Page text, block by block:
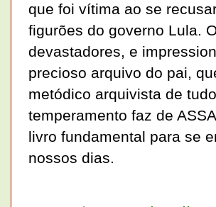
que foi vítima ao se
figurões do governo Lula.
devastadores, e
precioso arquivo do pai,
metódico arquivista de
temperamento faz de
livro fundamental para se
nossos dias.